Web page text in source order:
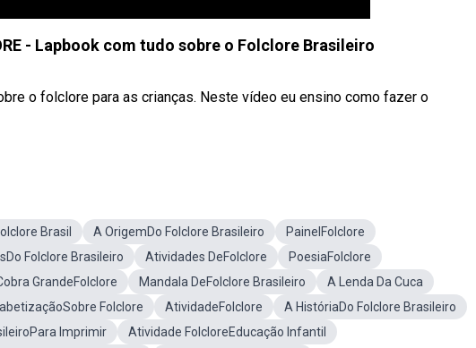
- Lapbook com tudo sobre o Folclore Brasileiro
o folclore para as crianças. Neste vídeo eu ensino como fazer o
Brasil A OrigemDo Folclore Brasileiro
PainelFolclore
Folclore Brasileiro Atividades DeFolclore
PoesiaFolclore
GrandeFolclore Mandala DeFolclore Brasileiro
A Lenda Da Cuca
Folclore AtividadeFolclore
A HistóriaDo Folclore Brasileiro
Imprimir
Atividade FolcloreEducação Infantil